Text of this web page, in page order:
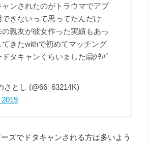
ャンされたのがトラウマでアプ
できないって思ってたんだけ
の親友が彼女作った実績もあっ
きたwithで初めてマッチング
タキャンくらいました🤗ｸﾀﾊﾞ
とし (@66_63214K)
ズでドタキャンされる方は多いよう